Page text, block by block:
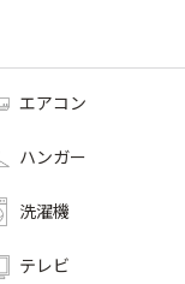
エアコン
ハンガー
洗濯機
テレビ